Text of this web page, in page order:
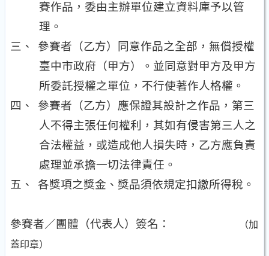
賽作品，委由主辦單位建立資料庫予以管
理。
三、
參賽者（乙方）同意作品之全部，無償授權
臺中市政府（甲方）。並同意對甲方及甲方
所委託授權之單位，不行使著作人格權。
四、
參賽者（乙方）應保證其設計之作品，第三
人不得主張任何權利，其如有侵害第三人之
合法權益，或造成他人損失時，乙方應負責
處理並承擔一切法律責任。
五、
各獎項之獎金、獎品須依規定扣繳所得稅。
參賽者／團體（代表人）簽名：
（加
蓋印章）